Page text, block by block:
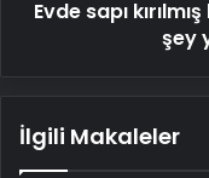
yok!
Evde sapı
şey
İlgili Makaleler